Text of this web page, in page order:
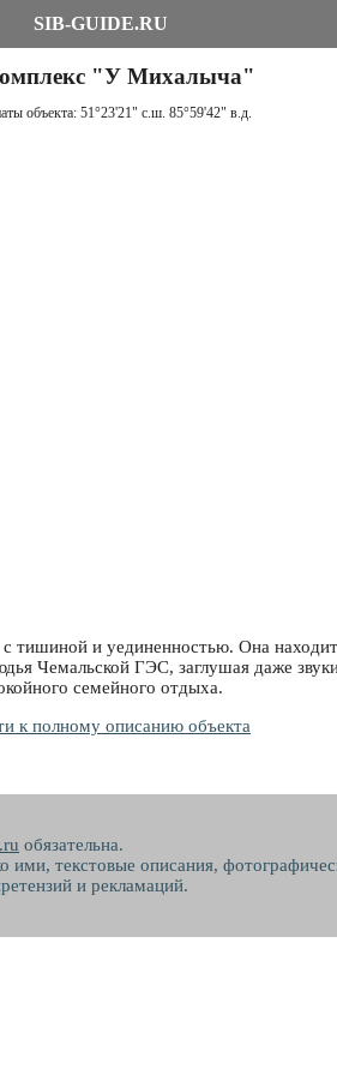
SIB-GUIDE.RU
"У Михалыча"
объекта: 51°23'21" с.ш. 85°59'42" в.д.
тишиной и уединенностью. Она
Чемальской ГЭС, заглушая даже
семейного отдыха.
к полному описанию объекта
обязательна.
текстовые описания,
и рекламаций.